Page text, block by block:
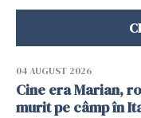
04 AUGUST 2026
Cine era Marian,
murit pe câmp în